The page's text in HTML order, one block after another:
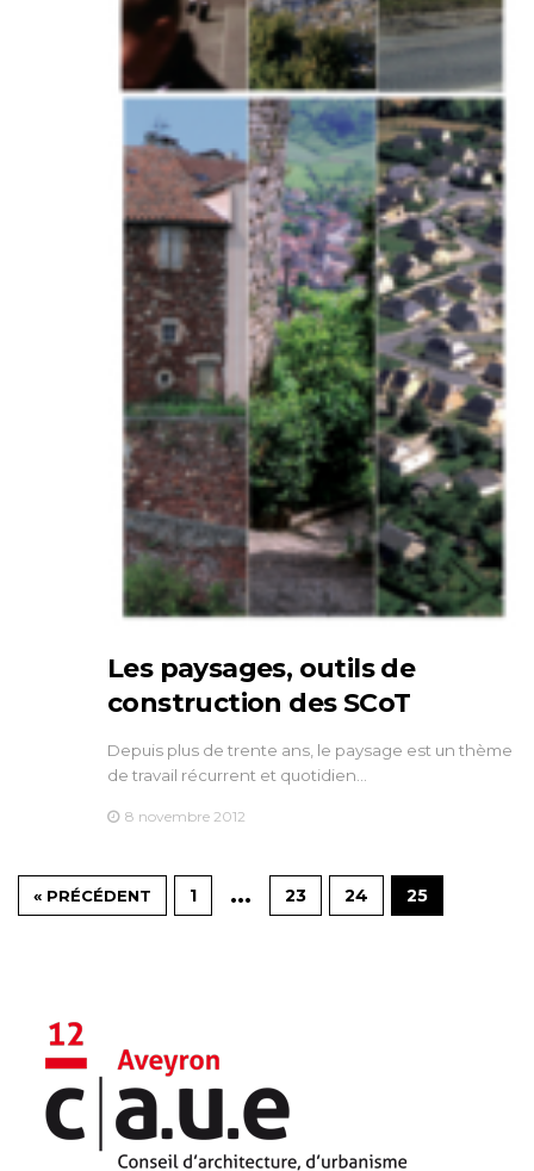
Les paysages, outils de
construction des SCoT
Depuis plus de trente ans, le paysage est un thème
de travail récurrent et quotidien…
8 novembre 2012
« PRÉCÉDENT 1 … 23 24 25